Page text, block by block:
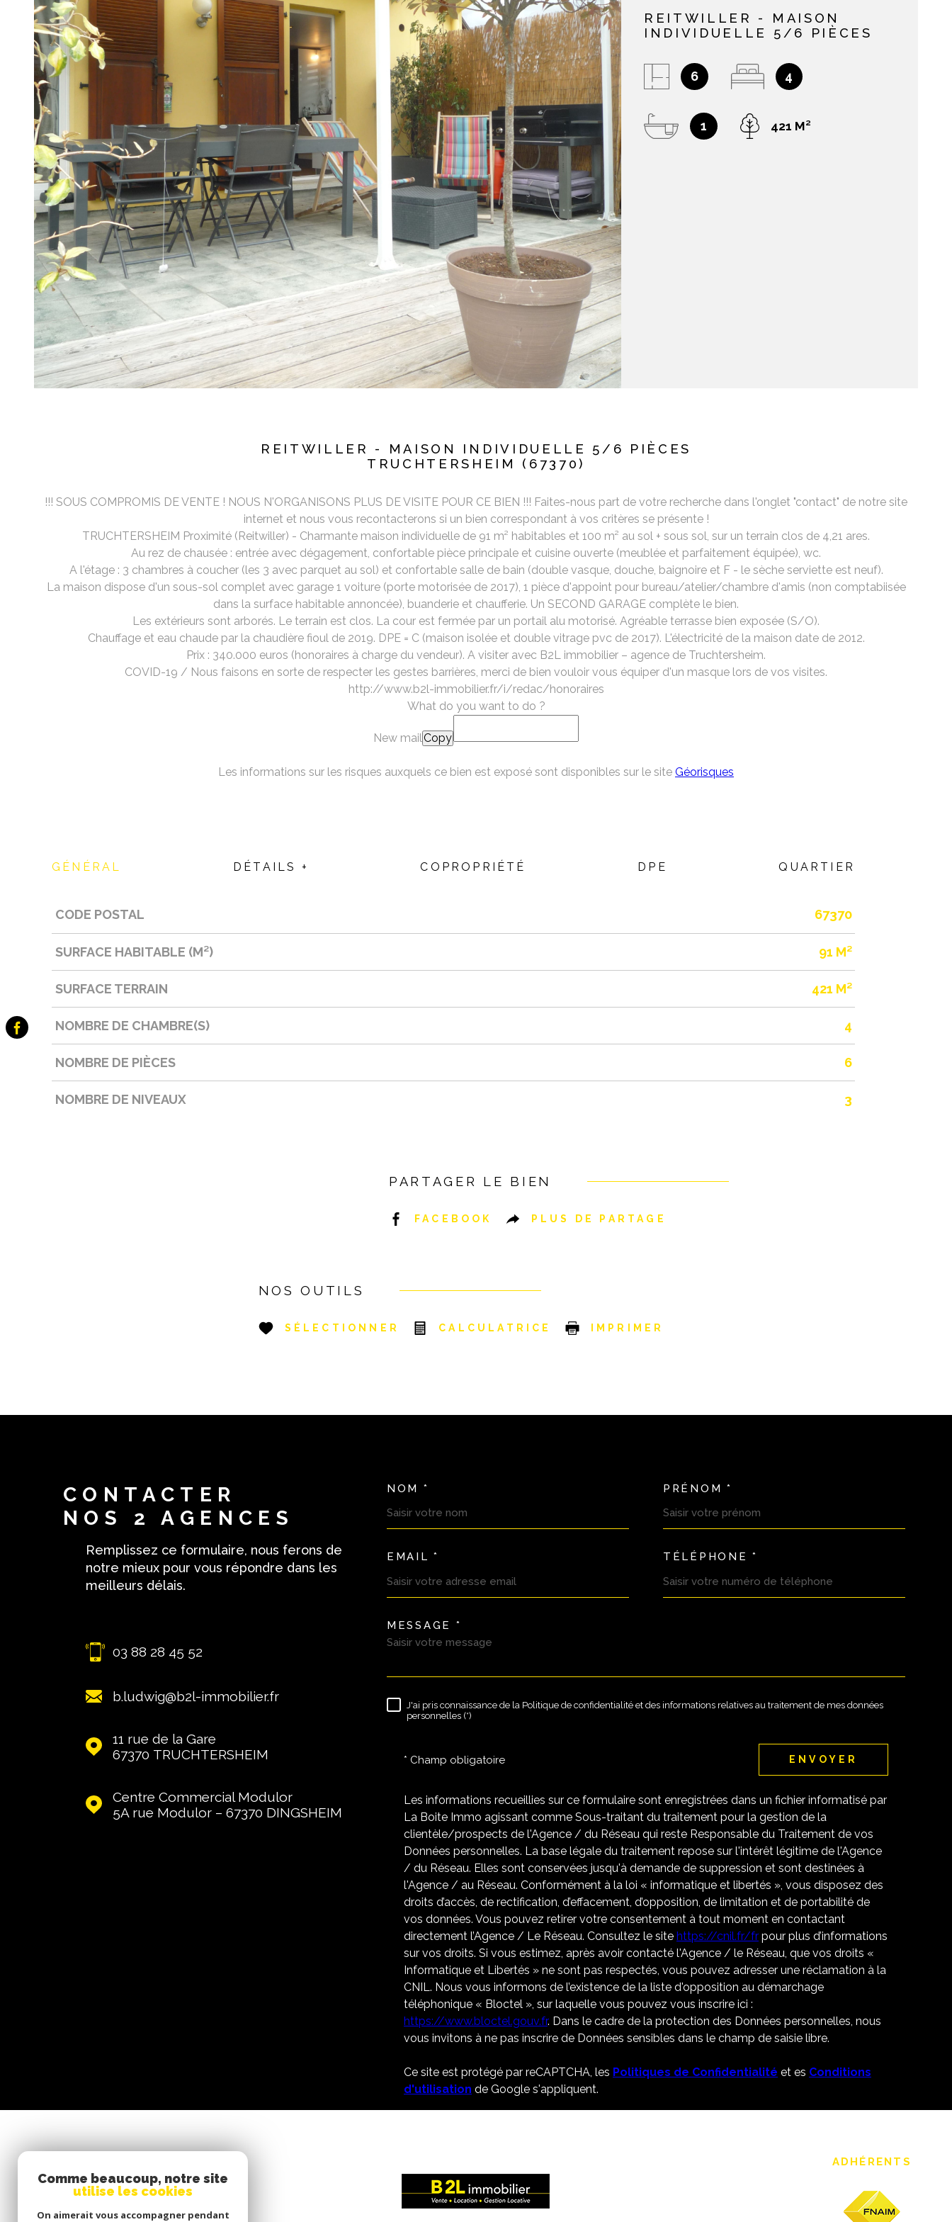
NOS AVIS
REITWILLER - MAISON
INDIVIDUELLE 5/6 PIÈCES
6 4
1 421 M²
REITWILLER - MAISON INDIVIDUELLE 5/6 PIÈCES
TRUCHTERSHEIM (67370)
!!! SOUS COMPROMIS DE VENTE ! NOUS N'ORGANISONS PLUS DE VISITE POUR CE BIEN !!! Faites-nous part de votre recherche dans l'onglet "contact" de notre site
internet et nous vous recontacterons si un bien correspondant à vos critères se présente !
TRUCHTERSHEIM Proximité (Reitwiller) - Charmante maison individuelle de 91 m² habitables et 100 m² au sol + sous sol, sur un terrain clos de 4,21 ares.
Au rez de chausée : entrée avec dégagement, confortable pièce principale et cuisine ouverte (meublée et parfaitement équipée), wc.
A l'étage : 3 chambres à coucher (les 3 avec parquet au sol) et confortable salle de bain (double vasque, douche, baignoire et F - le sèche serviette est neuf).
La maison dispose d'un sous-sol complet avec garage 1 voiture (porte motorisée de 2017), 1 pièce d'appoint pour bureau/atelier/chambre d'amis (non comptabiisée
dans la surface habitable annoncée), buanderie et chaufferie. Un SECOND GARAGE complète le bien.
Les extérieurs sont arborés. Le terrain est clos. La cour est fermée par un portail alu motorisé. Agréable terrasse bien exposée (S/O).
Chauffage et eau chaude par la chaudière fioul de 2019. DPE = C (maison isolée et double vitrage pvc de 2017). L'électricité de la maison date de 2012.
Prix : 340.000 euros (honoraires à charge du vendeur). A visiter avec B2L immobilier – agence de Truchtersheim.
COVID-19 / Nous faisons en sorte de respecter les gestes barrières, merci de bien vouloir vous équiper d'un masque lors de vos visites.
http://www.b2l-immobilier.fr/i/redac/honoraires
What do you want to do ?
New mailCopy
Les informations sur les risques auxquels ce bien est exposé sont disponibles sur le site Géorisques
GÉNÉRAL DÉTAILS + COPROPRIÉTÉ DPE QUARTIER
Caractérisque Valeurs
CODE POSTAL 67370
SURFACE HABITABLE (M²) 91 M²
SURFACE TERRAIN 421 M²
NOMBRE DE CHAMBRE(S) 4
NOMBRE DE PIÈCES 6
NOMBRE DE NIVEAUX 3
PARTAGER LE BIEN
FACEBOOK PLUS DE PARTAGE
NOS OUTILS
SÉLECTIONNER CALCULATRICE IMPRIMER
CONTACTER
NOS 2 AGENCES
Remplissez ce formulaire, nous ferons de
notre mieux pour vous répondre dans les
meilleurs délais.
03 88 28 45 52
b.ludwig@b2l-immobilier.fr
11 rue de la Gare
67370
TRUCHTERSHEIM
Centre Commercial Modulor
5A rue Modulor – 67370
DINGSHEIM
TRAD_MELTEM_VOSCOORDONNEES
NOM * PRÉNOM *
EMAIL * TÉLÉPHONE *
TRAD_MELTEM_VOREDEMANDE
MESSAGE *
RÈGLEMENTATION
J'ai pris connaissance de la Politique de confidentialité et des informations relatives au traitement de mes données
personnelles (*)
* Champ obligatoire ENVOYER
Les informations recueillies sur ce formulaire sont enregistrées dans un fichier informatisé par
La Boite Immo agissant comme Sous-traitant du traitement pour la gestion de la
clientèle/prospects de l'Agence / du Réseau qui reste Responsable du Traitement de vos
Données personnelles. La base légale du traitement repose sur l'intérêt légitime de l'Agence
/ du Réseau. Elles sont conservées jusqu'à demande de suppression et sont destinées à
l'Agence / au Réseau. Conformément à la loi « informatique et libertés », vous disposez des
droits d’accès, de rectification, d’effacement, d’opposition, de limitation et de portabilité de
vos données. Vous pouvez retirer votre consentement à tout moment en contactant
directement l’Agence / Le Réseau. Consultez le site https://cnil.fr/fr pour plus d’informations
sur vos droits. Si vous estimez, après avoir contacté l'Agence / le Réseau, que vos droits «
Informatique et Libertés » ne sont pas respectés, vous pouvez adresser une réclamation à la
CNIL. Nous vous informons de l’existence de la liste d'opposition au démarchage
téléphonique « Bloctel », sur laquelle vous pouvez vous inscrire ici :
https://www.bloctel.gouv.fr. Dans le cadre de la protection des Données personnelles, nous
vous invitons à ne pas inscrire de Données sensibles dans le champ de saisie libre.
Ce site est protégé par reCAPTCHA, les Politiques de Confidentialité et es Conditions
d'utilisation de Google s'appliquent.
ADHÉRENTS
Comme beaucoup, notre site
utilise les cookies
On aimerait vous accompagner pendant